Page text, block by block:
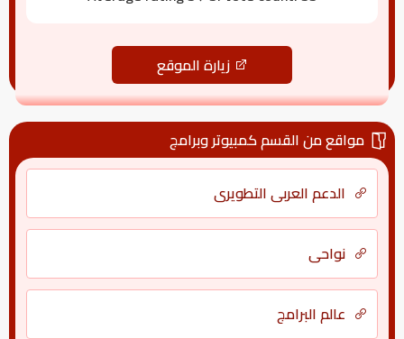
زيارة الموقع
مواقع من القسم كمبيوتر وبرامج
الدعم العربي التطويري
نواحي
عالم البرامج